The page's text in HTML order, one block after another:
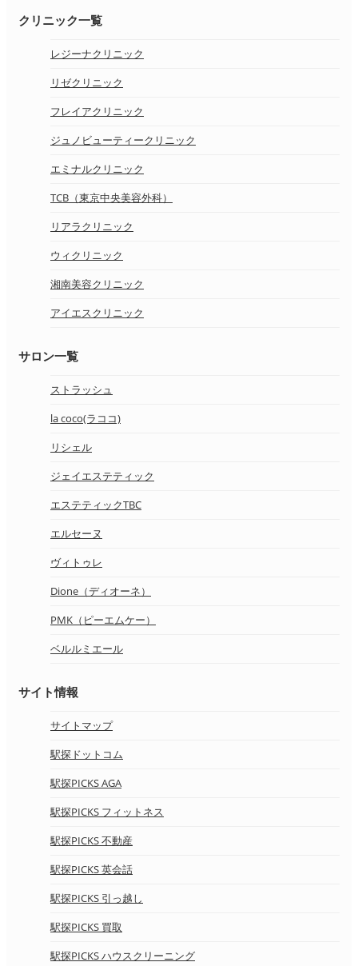
クリニック一覧
レジーナクリニック
リゼクリニック
フレイアクリニック
ジュノビューティークリニック
エミナルクリニック
TCB（東京中央美容外科）
リアラクリニック
ウィクリニック
湘南美容クリニック
アイエスクリニック
サロン一覧
ストラッシュ
la coco(ラココ)
リシェル
ジェイエステティック
エステティックTBC
エルセーヌ
ヴィトゥレ
Dione（ディオーネ）
PMK（ピーエムケー）
ベルルミエール
サイト情報
サイトマップ
駅探ドットコム
駅探PICKS AGA
駅探PICKS フィットネス
駅探PICKS 不動産
駅探PICKS 英会話
駅探PICKS 引っ越し
駅探PICKS 買取
駅探PICKS ハウスクリーニング